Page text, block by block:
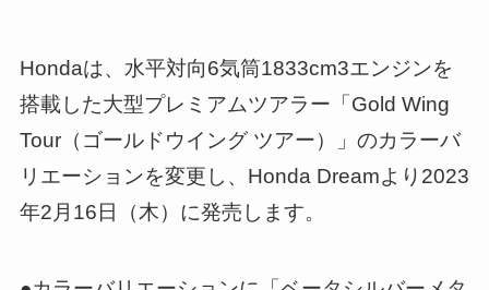
Hondaは、水平対向6気筒1833cm3エンジンを
搭載した大型プレミアムツアラー「Gold Wing
Tour（ゴールドウイング ツアー）」のカラーバ
リエーションを変更し、Honda Dreamより2023
年2月16日（木）に発売します。